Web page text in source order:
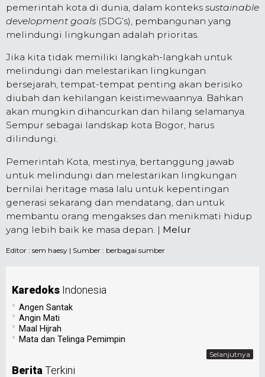
pemerintah kota di dunia, dalam konteks sustainable
development goals (SDG’s), pembangunan yang
melindungi lingkungan adalah prioritas.
Jika kita tidak memiliki langkah-langkah untuk
melindungi dan melestarikan lingkungan
bersejarah, tempat-tempat penting akan berisiko
diubah dan kehilangan keistimewaannya. Bahkan
akan mungkin dihancurkan dan hilang selamanya.
Sempur sebagai landskap kota Bogor, harus
dilindungi.
Pemerintah Kota, mestinya, bertanggung jawab
untuk melindungi dan melestarikan lingkungan
bernilai heritage masa lalu untuk kepentingan
generasi sekarang dan mendatang, dan untuk
membantu orang mengakses dan menikmati hidup
yang lebih baik ke masa depan. | Melur
Editor : sem haesy | Sumber : berbagai sumber
Karedoks Indonesia
• Angen Santak
• Angin Mati
• Maal Hijrah
• Mata dan Telinga Pemimpin
Selanjutnya
Berita Terkini